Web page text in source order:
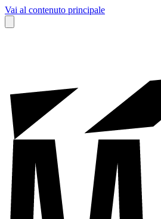
Vai al contenuto principale